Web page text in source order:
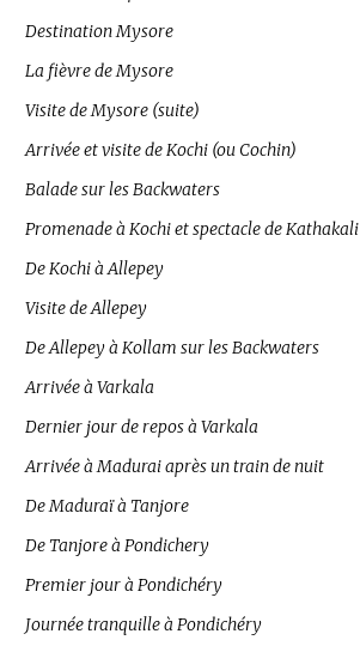
Destination Mysore
La fièvre de Mysore
Visite de Mysore (suite)
Arrivée et visite de Kochi (ou Cochin)
Balade sur les Backwaters
Promenade à Kochi et spectacle de Kathakali
De Kochi à Allepey
Visite de Allepey
De Allepey à Kollam sur les Backwaters
Arrivée à Varkala
Dernier jour de repos à Varkala
Arrivée à Madurai après un train de nuit
De Maduraï à Tanjore
De Tanjore à Pondichery
Premier jour à Pondichéry
Journée tranquille à Pondichéry